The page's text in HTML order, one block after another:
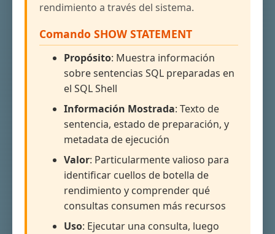
rendimiento a través del sistema.
Comando SHOW STATEMENT
Propósito: Muestra información
sobre sentencias SQL preparadas en
el SQL Shell
Información Mostrada: Texto de
sentencia, estado de preparación, y
metadata de ejecución
Valor: Particularmente valioso para
identificar cuellos de botella de
rendimiento y comprender qué
consultas consumen más recursos
Uso: Ejecutar una consulta, luego